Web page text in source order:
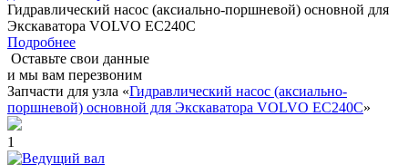
Гидравлический насос (аксиально-поршневой) основной для
Экскаватора VOLVO EC240C
Подробнее
Оставьте свои данные
и мы вам перезвоним
Запчасти для узла «Гидравлический насос (аксиально-
поршневой) основной для Экскаватора VOLVO EC240C»
1